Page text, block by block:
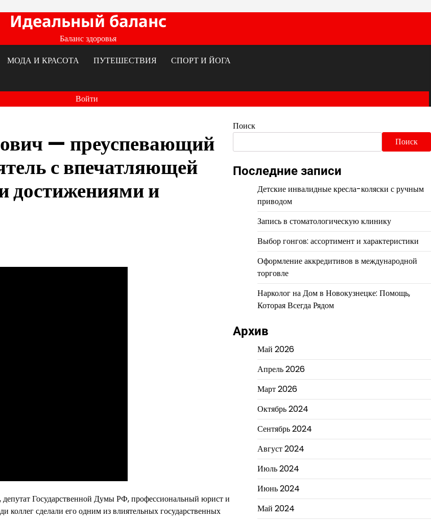
Идеальный баланс
Баланс здоровья
МОДА И КРАСОТА ПУТЕШЕСТВИЯ СПОРТ И ЙОГА
Войти
— преуспевающий
с впечатляющей
достижениями и
Государственной Думы РФ, профессиональный юрист и
коллег сделали его одним из влиятельных государственных
Поиск
Поиск
Последние записи
Детские инвалидные кресла-коляски с ручным
приводом
Запись в стоматологическую клинику
Выбор гонгов: ассортимент и характеристики
Оформление аккредитивов в международной
торговле
Нарколог на Дом в Новокузнецке: Помощь,
Которая Всегда Рядом
Архив
Май 2026
Апрель 2026
Март 2026
Октябрь 2024
Сентябрь 2024
Август 2024
Июль 2024
Июнь 2024
Май 2024